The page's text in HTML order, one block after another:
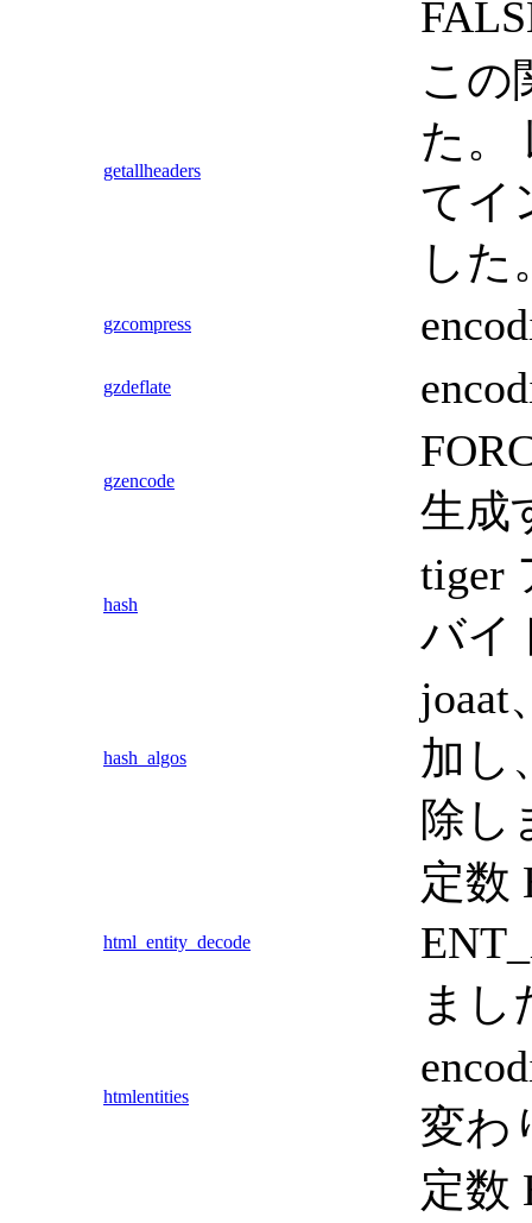
getallheaders
この
た。
てイ
した
gzcompress
gzdeflate
gzencode
生成
hash
tiger
バイ
hash_algos
joaat
加し
除し
html_entity_decode
定数
まし
htmlentities
変わ
定数